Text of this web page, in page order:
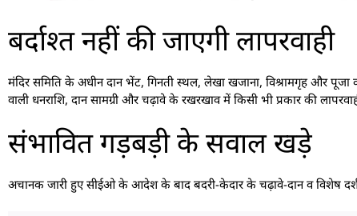
बर्दाश्त नहीं की जाएगी लापरवाही
मंदिर समिति के अधीन दान भेंट, गिनती स्थल, लेखा खजाना, विश्रामगृह और पूजा
वाली धनराशि, दान सामग्री और चढ़ावे के रखरखाव में किसी भी प्रकार की
संभावित गड़बड़ी के सवाल खड़े
अचानक जारी हुए सीईओ के आदेश के बाद बदरी-केदार के चढ़ावे-दान व विशेष